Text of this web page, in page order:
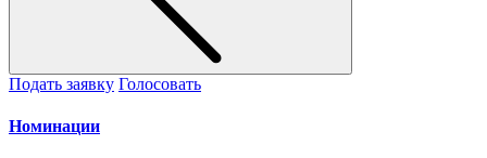
Подать заявку Голосовать
Номинации